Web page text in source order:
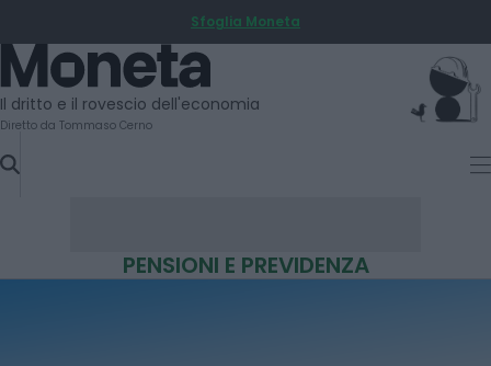
TO
CONTENT
Sfoglia Moneta
Moneta
Il dritto e il rovescio dell'economia
Diretto da Tommaso Cerno
PENSIONI E PREVIDENZA